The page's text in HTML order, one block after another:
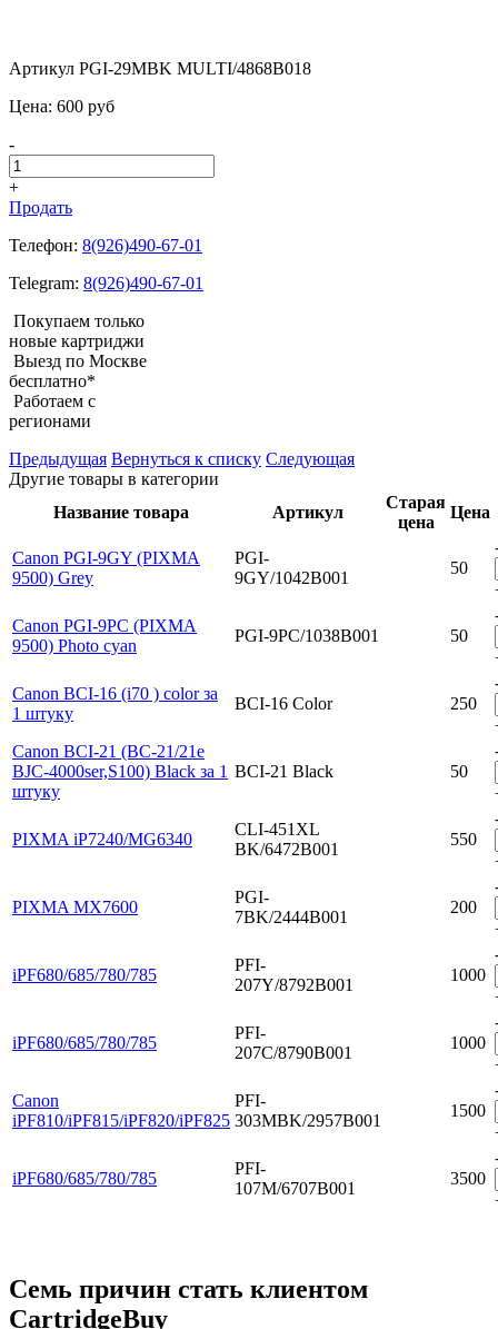
Артикул PGI-29MBK MULTI/4868B018
Цена: 600 pуб
-
+
Продать
Телефон: 8(926)490-67-01
Telegram: 8(926)490-67-01
Покупаем только
новые картриджи
Выезд по Москве
бесплатно*
Работаем с
регионами
Предыдущая Вернуться к списку Следующая
Другие товары в категории
Название товара
Артикул
Старая
цена
Цена
Canon PGI-9GY (PIXMA
9500) Grey
PGI-
9GY/1042B001
50
Canon PGI-9PC (PIXMA
9500) Photo cyan
PGI-9PC/1038B001 50
Canon BCI-16 (i70 ) color за
1 штуку
BCI-16 Color 250
Canon BCI-21 (BC-21/21e
BJC-4000ser,S100) Black за 1
штуку
BCI-21 Black 50
PIXMA iP7240/MG6340
CLI-451XL
BK/6472B001
550
PIXMA MX7600
PGI-
7BK/2444B001
200
iPF680/685/780/785
PFI-
207Y/8792B001
1000
iPF680/685/780/785
PFI-
207C/8790B001
1000
Canon
iPF810/iPF815/iPF820/iPF825
PFI-
303MBK/2957B001
1500
iPF680/685/780/785
PFI-
107M/6707B001
3500
Семь причин стать клиентом
CartridgeBuy